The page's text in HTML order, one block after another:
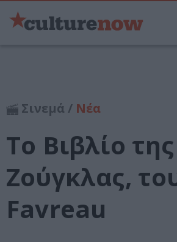
Σινεμά / Νέα
Το Βιβλίο της
Ζούγκλας,
Favreau